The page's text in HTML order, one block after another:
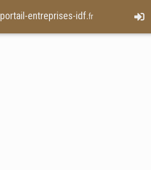
portail-entreprises-idf.fr